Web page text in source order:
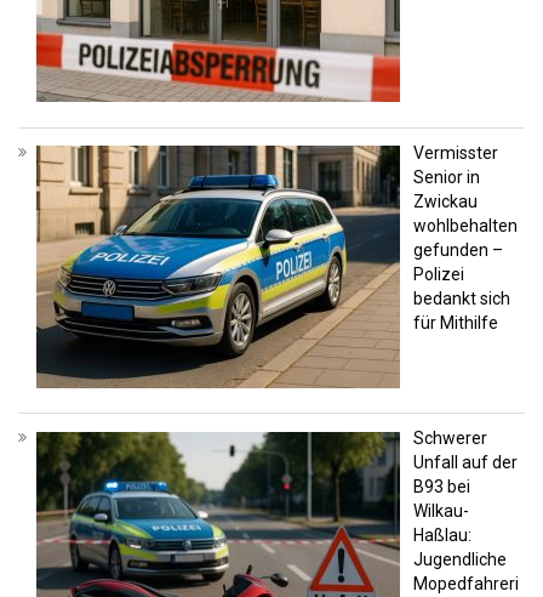
Vermisster
Senior in
Zwickau
wohlbehalten
gefunden –
Polizei
bedankt sich
für Mithilfe
Schwerer
Unfall auf der
B93 bei
Wilkau-
Haßlau:
Jugendliche
Mopedfahreri